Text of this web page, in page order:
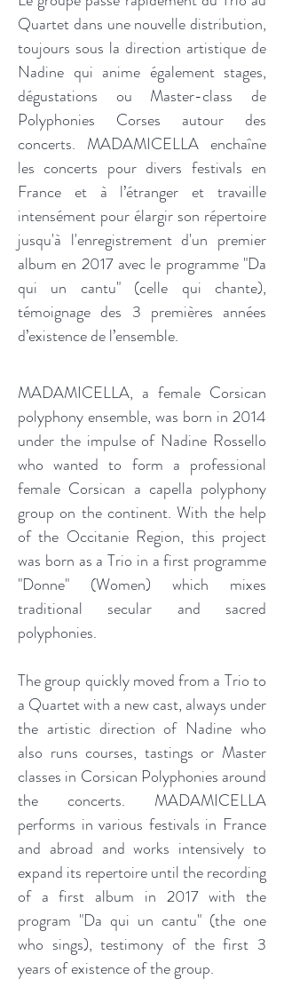
Quartet dans une nouvelle distribution,
toujours sous la direction artistique de
Nadine qui anime également stages,
dégustations ou Master-class de
Polyphonies Corses autour des
concerts. MADAMICELLA enchaîne
les concerts pour divers festivals en
France et à l’étranger et travaille
intensément pour élargir son répertoire
jusqu'à l'enregistrement d'un premier
album en 2017 avec le programme "Da
qui un cantu" (celle qui chante),
témoignage des 3 premières années
d’existence de l’ensemble.
MADAMICELLA, a female Corsican
polyphony ensemble, was born in 2014
under the impulse of Nadine Rossello
who wanted to form a professional
female Corsican a capella polyphony
group on the continent. With the help
of the Occitanie Region, this project
was born as a Trio in a first programme
"Donne" (Women) which mixes
traditional secular and sacred
polyphonies.
The group quickly moved from a Trio to
a Quartet with a new cast, always under
the artistic direction of Nadine who
also runs courses, tastings or Master
classes in Corsican Polyphonies around
the concerts. MADAMICELLA
performs in various festivals in France
and abroad and works intensively to
expand its repertoire until the recording
of a first album in 2017 with the
program "Da qui un cantu" (the one
who sings), testimony of the first 3
years of existence of the group.